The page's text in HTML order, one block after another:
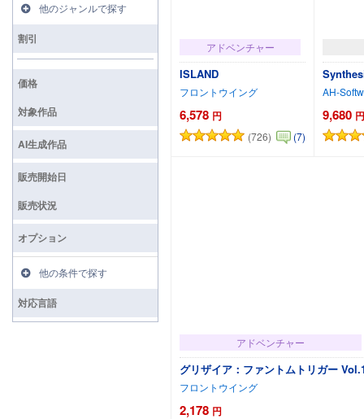
アドベンチャー
ISLAND
フロントウイング
6,578 円
(726) (7)
カートに追加
AH-
9,680 円
アドベンチャー
グリザイア：ファントムトリガー
フロントウイング
2,178 円
他のジャンルで探す
割引
価格
対象作品
AI生成作品
販売開始日
販売状況
オプション
他の条件で探す
対応言語